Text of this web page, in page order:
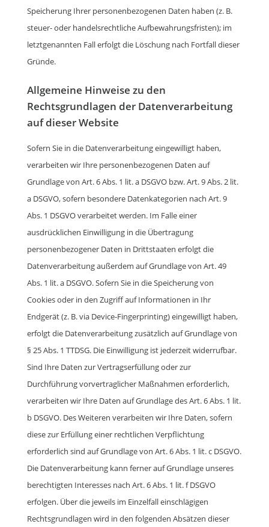
Speicherung Ihrer personenbezogenen Daten haben (z. B.
steuer- oder handelsrechtliche Aufbewahrungsfristen); im
letztgenannten Fall erfolgt die Löschung nach Fortfall dieser
Gründe.
Allgemeine Hinweise zu den
Rechtsgrundlagen der Datenverarbeitung
auf dieser Website
Sofern Sie in die Datenverarbeitung eingewilligt haben,
verarbeiten wir Ihre personenbezogenen Daten auf
Grundlage von Art. 6 Abs. 1 lit. a DSGVO bzw. Art. 9 Abs. 2 lit.
a DSGVO, sofern besondere Datenkategorien nach Art. 9
Abs. 1 DSGVO verarbeitet werden. Im Falle einer
ausdrücklichen Einwilligung in die Übertragung
personenbezogener Daten in Drittstaaten erfolgt die
Datenverarbeitung außerdem auf Grundlage von Art. 49
Abs. 1 lit. a DSGVO. Sofern Sie in die Speicherung von
Cookies oder in den Zugriff auf Informationen in Ihr
Endgerät (z. B. via Device-Fingerprinting) eingewilligt haben,
erfolgt die Datenverarbeitung zusätzlich auf Grundlage von
§ 25 Abs. 1 TTDSG. Die Einwilligung ist jederzeit widerrufbar.
Sind Ihre Daten zur Vertragserfüllung oder zur
Durchführung vorvertraglicher Maßnahmen erforderlich,
verarbeiten wir Ihre Daten auf Grundlage des Art. 6 Abs. 1 lit.
b DSGVO. Des Weiteren verarbeiten wir Ihre Daten, sofern
diese zur Erfüllung einer rechtlichen Verpflichtung
erforderlich sind auf Grundlage von Art. 6 Abs. 1 lit. c DSGVO.
Die Datenverarbeitung kann ferner auf Grundlage unseres
berechtigten Interesses nach Art. 6 Abs. 1 lit. f DSGVO
erfolgen. Über die jeweils im Einzelfall einschlägigen
Rechtsgrundlagen wird in den folgenden Absätzen dieser